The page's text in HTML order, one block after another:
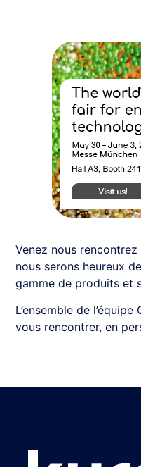
Venez nous
nous serons heureux
gamme de produits et
L’ensemble de
vous rencontrer, en